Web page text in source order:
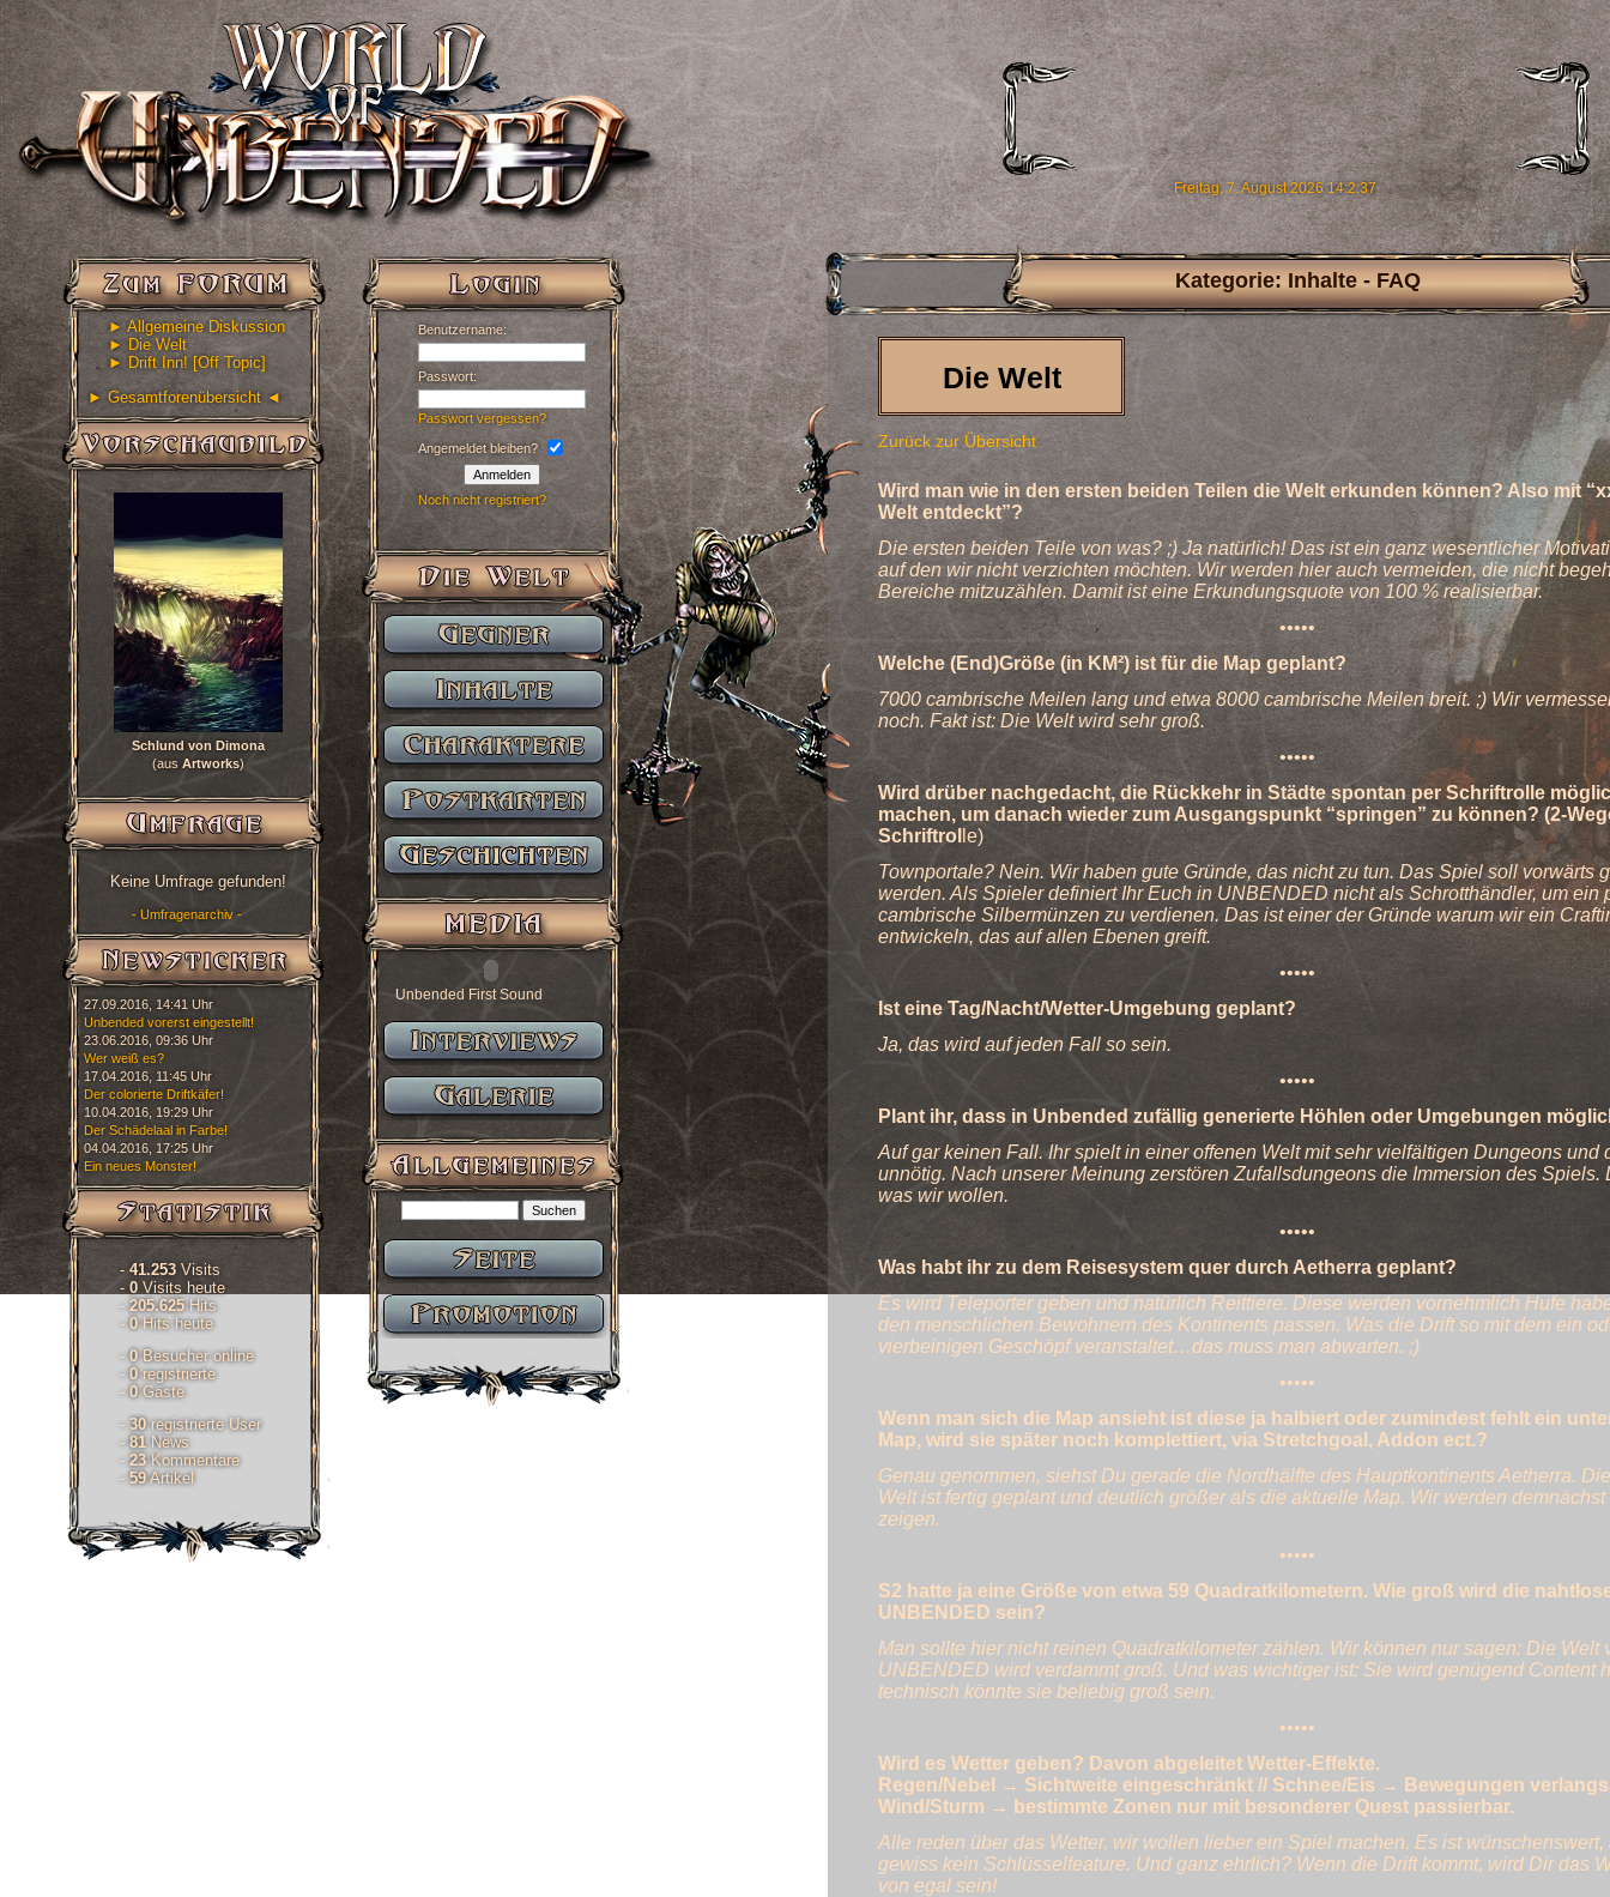
Freitag, 7. August 2026 14:2:39
► Allgemeine Diskussion
► Die Welt
► Drift Inn! [Off Topic]
► Gesamtforenübersicht ◄
Schlund von Dimona
(aus Artworks)
Keine Umfrage gefunden!
- Umfragenarchiv -
27.09.2016, 14:41 Uhr
Unbended vorerst eingestellt!
23.06.2016, 09:36 Uhr
Wer weiß es?
17.04.2016, 11:45 Uhr
Der colorierte Driftkäfer!
10.04.2016, 19:29 Uhr
Der Schädelaal in Farbe!
04.04.2016, 17:25 Uhr
Ein neues Monster!
- 41.253 Visits
- 0 Visits heute
- 205.625Hits
- 0Hits heute
- 0Besucher online
- 0registrierte
- 0Gäste
- 30registrierte User
- 81 News
- 23 Kommentare
- 59Artikel
Benutzername:
Passwort:
Passwort vergessen?
Angemeldet bleiben?
Anmelden
Noch nicht registriert?
Unbended First Sound
Kategorie: Inhalte - FAQ
Die Welt
Zurück zur Übersicht
Wird man wie in den ersten beiden Teilen die Welt erkunden können? Also mit
Welt entdeckt”?
Die ersten beiden Teile von was? ;) Ja natürlich! Das ist ein ganz wesentlicher
auf den wir nicht verzichten möchten. Wir werden hier auch vermeiden, die nicht
Bereiche mitzuzählen. Damit ist eine Erkundungsquote von 100 % realisierbar.
•••••
Welche (End)Größe (in KM²) ist für die Map geplant?
7000 cambrische Meilen lang und etwa 8000 cambrische Meilen breit. ;) Wir
noch. Fakt ist: Die Welt wird sehr groß.
•••••
Wird drüber nachgedacht, die Rückkehr in Städte spontan per Schriftrolle
machen, um danach wieder zum Ausgangspunkt “springen” zu können? (2-
Schriftrol le)
Townportale? Nein. Wir haben gute Gründe, das nicht zu tun. Das Spiel soll vorwärts
werden. Als Spieler definiert Ihr Euch in UNBENDED nicht als Schrotthändler, um ein
cambrische Silbermünzen zu verdienen. Das ist einer der Gründe warum wir ein
entwickeln, das auf allen Ebenen greift.
•••••
Ist eine Tag/Nacht/Wetter-Umgebung geplant?
Ja, das wird auf jeden Fall so sein.
•••••
Plant ihr, dass in Unbended zufällig generierte Höhlen oder Umgebungen
Auf gar keinen Fall. Ihr spielt in einer offenen Welt mit sehr vielfältigen Dungeons und
unnötig. Nach unserer Meinung zerstören Zufallsdungeons die Immersion des Spiels.
was wir wollen.
•••••
Was habt ihr zu dem Reisesystem quer durch Aetherra geplant?
Es wird Teleporter geben und natürlich Reittiere. Diese werden vornehmlich Hufe
den menschlichen Bewohnern des Kontinents passen. Was die Drift so mit dem ein
vierbeinigen Geschöpf veranstaltet…das muss man abwarten. ;)
•••••
Wenn man sich die Map ansieht ist diese ja halbiert oder zumindest fehlt ein
Map, wird sie später noch komplettiert, via Stretchgoal, Addon ect.?
Genau genommen, siehst Du gerade die Nordhälfte des Hauptkontinents Aetherra.
Welt ist fertig geplant und deutlich größer als die aktuelle Map. Wir werden demnächst
zeigen.
•••••
S2 hatte ja eine Größe von etwa 59 Quadratkilometern. Wie groß wird die
UNBENDED sein?
Man sollte hier nicht reinen Quadratkilometer zählen. Wir können nur sagen: Die Welt
UNBENDED wird verdammt groß. Und was wichtiger ist: Sie wird genügend Content
technisch könnte sie beliebig groß sein.
•••••
Wird es Wetter geben? Davon abgeleitet Wetter-Effekte.
Regen/Nebel → Sichtweite eingeschränkt // Schnee/Eis → Bewegungen
Wind/Sturm → bestimmte Zonen nur mit besonderer Quest passierbar.
Alle reden über das Wetter, wir wollen lieber ein Spiel machen. Es ist wünschenswert,
gewiss kein Schlüsselfeature. Und ganz ehrlich? Wenn die Drift kommt, wird Dir das
von egal sein!